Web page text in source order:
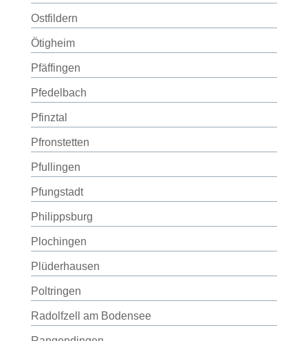
Ostfildern
Ötigheim
Pfäffingen
Pfedelbach
Pfinztal
Pfronstetten
Pfullingen
Pfungstadt
Philippsburg
Plochingen
Plüderhausen
Poltringen
Radolfzell am Bodensee